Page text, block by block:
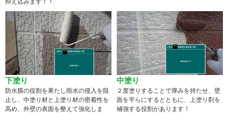
抑え込みます！！
下塗り
防水膜の役割を果たし雨水の侵入を阻
止し、中塗り材と上塗り材の密着性を
高め、外壁の表面を整えて強化しま
中塗り
２度塗りすることで厚みを持たせ、壁
面を平らにするとともに、上塗り剤を
補強する役割があります！